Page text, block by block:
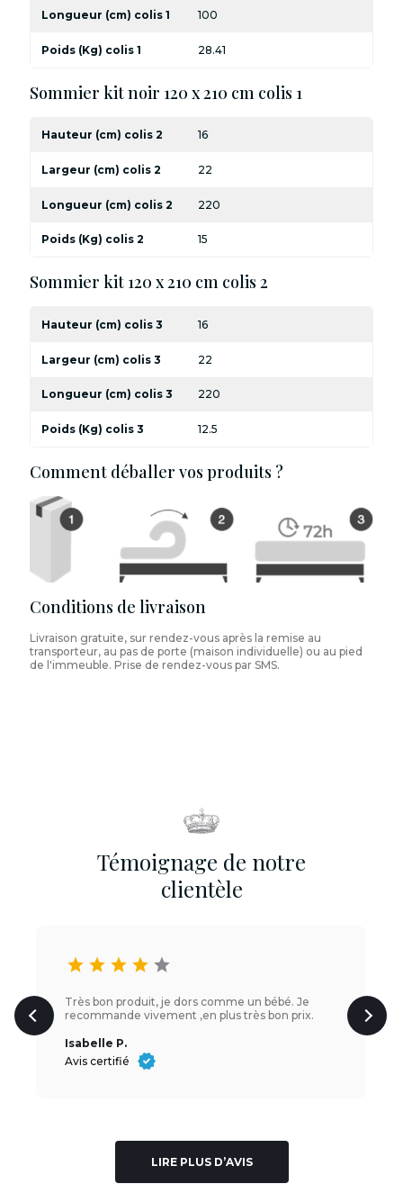
Longueur (cm) colis 1 100
Poids (Kg) colis 1 28.41
Sommier kit noir 120 x 210 cm colis 1
Hauteur (cm) colis 2 16
Largeur (cm) colis 2 22
Longueur (cm) colis 2 220
Poids (Kg) colis 2 15
Sommier kit 120 x 210 cm colis 2
Hauteur (cm) colis 3 16
Largeur (cm) colis 3 22
Longueur (cm) colis 3 220
Poids (Kg) colis 3 12.5
Comment déballer vos produits ?
Conditions de livraison
Livraison gratuite, sur rendez-vous après la remise au
transporteur, au pas de porte (maison individuelle) ou au pied
de l'immeuble. Prise de rendez-vous par SMS.
Témoignage de notre
clientèle
star star star star star
Très bon produit, je dors comme un bébé. Je
recommande vivement ,en plus très bon prix.
Isabelle P.
Avis certifié
LIRE PLUS D’AVIS